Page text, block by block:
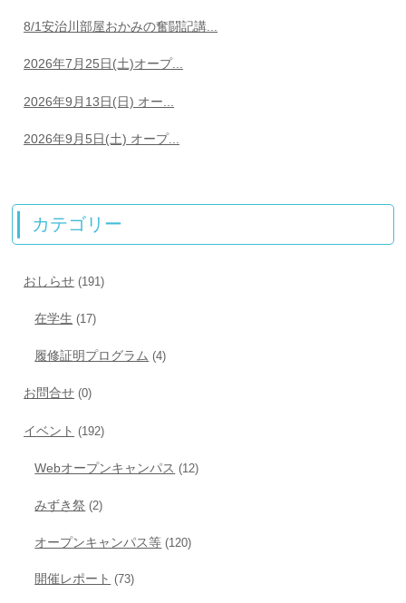
8/1安治川部屋おかみの奮闘記講...
2026年7月25日(土)オープ...
2026年9月13日(日) オー...
2026年9月5日(土) オープ...
カテゴリー
おしらせ (191)
在学生 (17)
履修証明プログラム (4)
お問合せ (0)
イベント (192)
Webオープンキャンパス (12)
みずき祭 (2)
オープンキャンパス等 (120)
開催レポート (73)